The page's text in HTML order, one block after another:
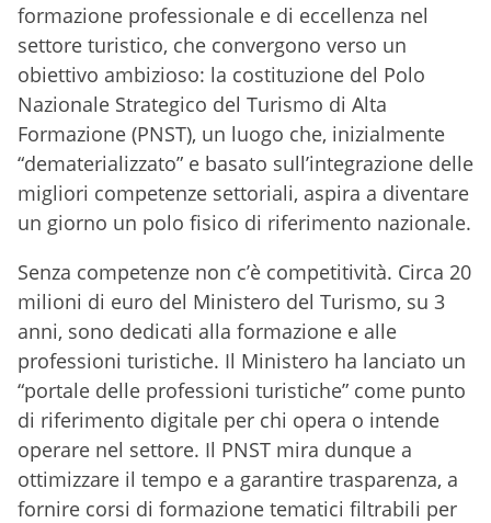
formazione professionale e di eccellenza nel
settore turistico, che convergono verso un
obiettivo ambizioso: la costituzione del Polo
Nazionale Strategico del Turismo di Alta
Formazione (PNST), un luogo che, inizialmente
“dematerializzato” e basato sull’integrazione delle
migliori competenze settoriali, aspira a diventare
un giorno un polo fisico di riferimento nazionale.
Senza competenze non c’è competitività. Circa 20
milioni di euro del Ministero del Turismo, su 3
anni, sono dedicati alla formazione e alle
professioni turistiche. Il Ministero ha lanciato un
“portale delle professioni turistiche” come punto
di riferimento digitale per chi opera o intende
operare nel settore. Il PNST mira dunque a
ottimizzare il tempo e a garantire trasparenza, a
fornire corsi di formazione tematici filtrabili per